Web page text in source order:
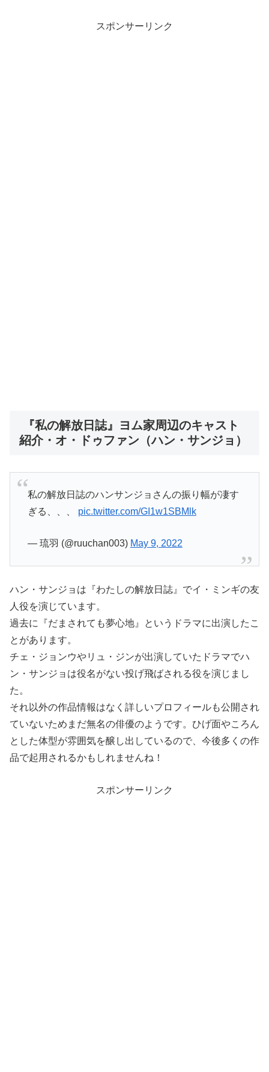
スポンサーリンク
『私の解放日誌』ヨム家周辺のキャスト
紹介・オ・ドゥファン（ハン・サンジョ）
私の解放日誌のハンサンジョさんの振り幅が凄す
ぎる、、、 pic.twitter.com/GI1w1SBMlk
— 琉羽 (@ruuchan003) May 9, 2022
ハン・サンジョは『わたしの解放日誌』でイ・ミンギの友
人役を演じています。
過去に『だまされても夢心地』というドラマに出演したこ
とがあります。
チェ・ジョンウやリュ・ジンが出演していたドラマでハ
ン・サンジョは役名がない投げ飛ばされる役を演じまし
た。
それ以外の作品情報はなく詳しいプロフィールも公開され
ていないためまだ無名の俳優のようです。ひげ面やころん
とした体型が雰囲気を醸し出しているので、今後多くの作
品で起用されるかもしれませんね！
スポンサーリンク